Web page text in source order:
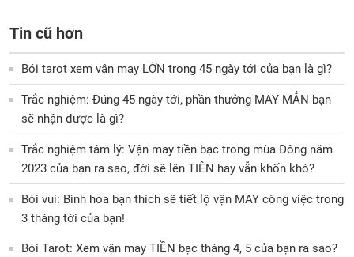
Tin cũ hơn
Bói tarot xem vận may LỚN trong 45 ngày tới của bạn là gì?
Trắc nghiệm: Đúng 45 ngày tới, phần thưởng MAY MẮN bạn
sẽ nhận được là gì?
Trắc nghiệm tâm lý: Vận may tiền bạc trong mùa Đông năm
2023 của bạn ra sao, đời sẽ lên TIÊN hay vẫn khốn khó?
Bói vui: Bình hoa bạn thích sẽ tiết lộ vận MAY công việc trong
3 tháng tới của bạn!
Bói Tarot: Xem vận may TIỀN bạc tháng 4, 5 của bạn ra sao?